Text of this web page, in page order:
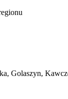
Golaszyn,